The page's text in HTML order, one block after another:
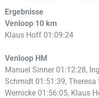
Ergebnisse
Venloop 10 km
Klaus Hoff 01:09:24
Venloop HM
Manuel Sinner 01:12:28,
Schmidt 01:51:39,
Wernicke 01:56:05, Klaus